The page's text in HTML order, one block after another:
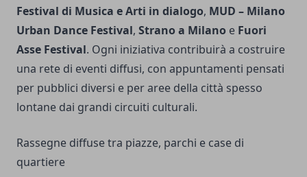
Festival di Musica e Arti in dialogo, MUD – Milano
Urban Dance Festival, Strano a Milano e Fuori
Asse Festival. Ogni iniziativa contribuirà a costruire
una rete di eventi diffusi, con appuntamenti pensati
per pubblici diversi e per aree della città spesso
lontane dai grandi circuiti culturali.
Rassegne diffuse tra piazze, parchi e case di
quartiere